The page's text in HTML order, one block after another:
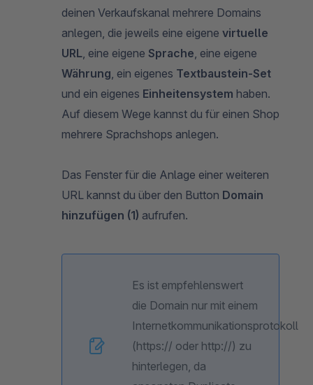
deinen Verkaufskanal mehrere Domains
anlegen, die jeweils eine eigene virtuelle
URL , eine eigene Sprache , eine eigene
Währung , ein eigenes Textbaustein-Set
und ein eigenes Einheitensystem haben.
Auf diesem Wege kannst du für einen Shop
mehrere Sprachshops anlegen.
Das Fenster für die Anlage einer weiteren
URL kannst du über den Button Domain
hinzufügen (1) aufrufen.
Es ist empfehlenswert
die Domain nur mit einem
Internetkommunikationsprotokoll
(https:// oder http://) zu
hinterlegen, da